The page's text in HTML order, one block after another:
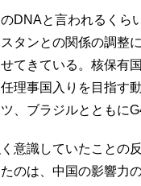
DNAと言われるくら
タンとの関係の調整
てきている。核保有
理事国入りを目指す
、ブラジルとともに
意識していたことの
のは、中国の影響力